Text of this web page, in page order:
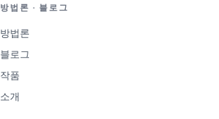
방법론 · 블로그
방법론
블로그
작품
소개